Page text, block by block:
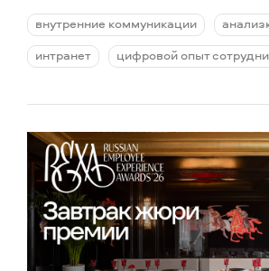
внутренние коммуникации
интранет
цифровой опыт